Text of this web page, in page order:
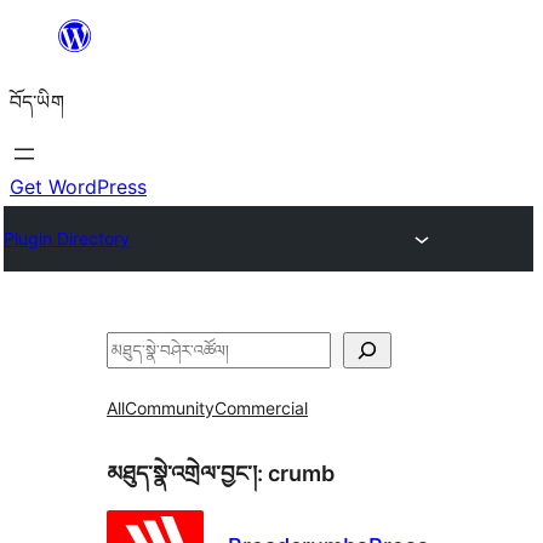
content
བོད་ཡིག
Get WordPress
Plugin Directory
བཤེར་
AllCommunityCommercial
མཐུད་སྣེ་འགྲེལ་བྱང་།: crumb